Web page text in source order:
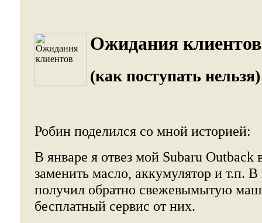
Ожидания
(как поступать нельзя)
Робин поделился со мной историей:
В январе я отвез мой Subaru Outback
заменить масло, аккумулятор и т.п.
получил обратно свежевымытую
бесплатный сервис от них.